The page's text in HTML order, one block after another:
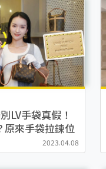
LV手袋真假！
原來手袋拉鍊位
2023.04.08